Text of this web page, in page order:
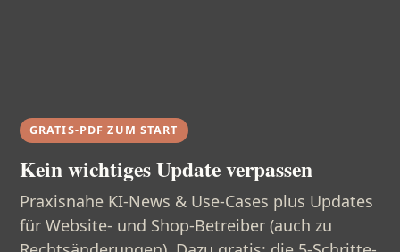
GRATIS-PDF ZUM START
Kein wichtiges Update verpassen
Praxisnahe KI-News & Use-Cases plus Updates
für Website- und Shop-Betreiber (auch zu